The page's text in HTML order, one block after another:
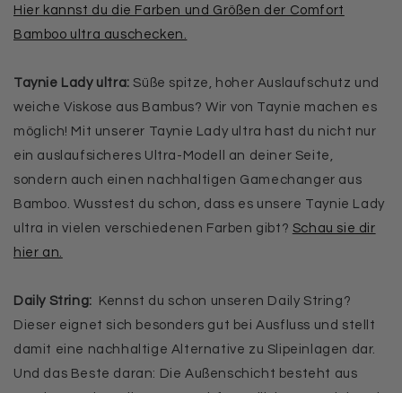
Hier kannst du die Farben und Größen der Comfort
Bamboo ultra auschecken.
Taynie Lady ultra: Süße spitze, hoher Auslaufschutz und
weiche Viskose aus Bambus? Wir von Taynie machen es
möglich! Mit unserer Taynie Lady ultra hast du nicht nur
ein auslaufsicheres Ultra-Modell an deiner Seite,
sondern auch einen nachhaltigen Gamechanger aus
Bamboo. Wusstest du schon, dass es unsere Taynie Lady
ultra in vielen verschiedenen Farben gibt? Schau sie dir
hier an.
Daily String:
Kennst du schon unseren Daily String?
Dieser eignet sich besonders gut bei Ausfluss und stellt
damit eine nachhaltige Alternative zu Slipeinlagen dar.
Und das Beste daran: Die Außenschicht besteht aus